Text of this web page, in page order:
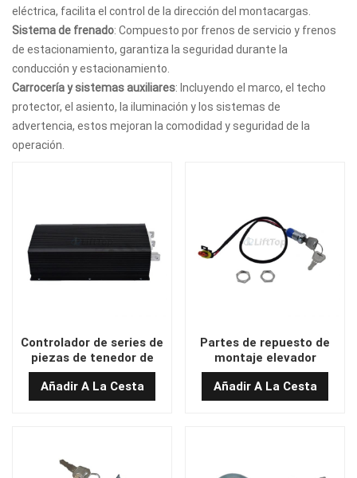
eléctrica, facilita el control de la dirección del montacargas.
Sistema de frenado: Compuesto por frenos de servicio y frenos
de estacionamiento, garantiza la seguridad durante la
conducción y estacionamiento.
Carrocería y sistemas auxiliares: Incluyendo el marco, el techo
protector, el asiento, la iluminación y los sistemas de
advertencia, estos mejoran la comodidad y seguridad de la
operación.
Controlador de series de
piezas de tenedor de
carretillas elevadoras 36-
48V DQKC-025 （600A）
Añadir A La Cesta
Partes de repuesto de
montaje elevador
AEBS200-701000-
000/AEBS200-701000-
001 STISTE DE CLAVE
Añadir A La Cesta